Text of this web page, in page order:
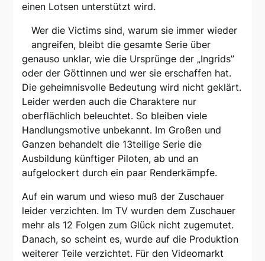
einen Lotsen unterstützt wird.
Wer die Victims sind, warum sie immer wieder
angreifen, bleibt die gesamte Serie über
genauso unklar, wie die Ursprünge der „Ingrids”
oder der Göttinnen und wer sie erschaffen hat.
Die geheimnisvolle Bedeutung wird nicht geklärt.
Leider werden auch die Charaktere nur
oberflächlich beleuchtet. So bleiben viele
Handlungsmotive unbekannt. Im Großen und
Ganzen behandelt die 13teilige Serie die
Ausbildung künftiger Piloten, ab und an
aufgelockert durch ein paar Renderkämpfe.
Auf ein warum und wieso muß der Zuschauer
leider verzichten. Im TV wurden dem Zuschauer
mehr als 12 Folgen zum Glück nicht zugemutet.
Danach, so scheint es, wurde auf die Produktion
weiterer Teile verzichtet. Für den Videomarkt